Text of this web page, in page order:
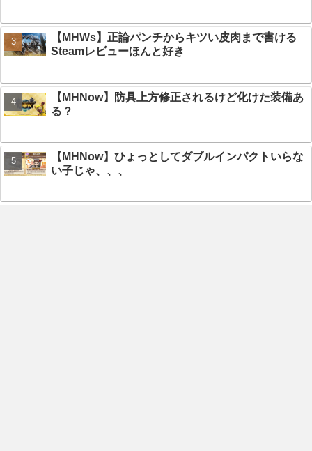
【MHWs】正論パンチからキツい皮肉まで書ける
Steamレビューほんと好き
【MHNow】防具上方修正されるけど化けた装備あ
る？
【MHNow】ひょっとしてダブルインパクトいらな
い子じゃ、、、